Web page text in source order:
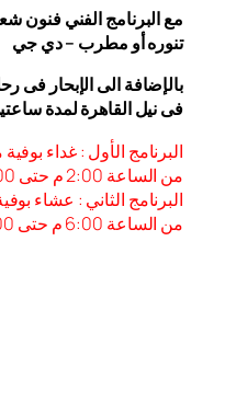
مع البرنامج الفني
تنوره أو مطرب – دي جي
بالإضافة الى الإبحار فى
فى نيل القاهرة لمدة
البرنامج الأول : غداء
من الساعة 2:00 م حتى 5:00 م
البرنامج الثاني : عشاء
من الساعة 6:00
م حتى 9:00 م